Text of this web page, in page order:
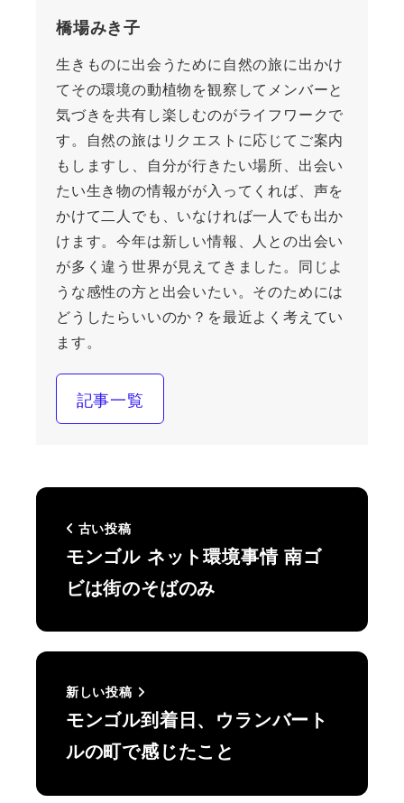
橋場みき子
生きものに出会うために自然の旅に出かけ
てその環境の動植物を観察してメンバーと
気づきを共有し楽しむのがライフワークで
す。自然の旅はリクエストに応じてご案内
もしますし、自分が行きたい場所、出会い
たい生き物の情報がが入ってくれば、声を
かけて二人でも、いなければ一人でも出か
けます。今年は新しい情報、人との出会い
が多く違う世界が見えてきました。同じよ
うな感性の方と出会いたい。そのためには
どうしたらいいのか？を最近よく考えてい
ます。
記事一覧
古い投稿
モンゴル ネット環境事情 南ゴ
ビは街のそばのみ
新しい投稿
モンゴル到着日、ウランバート
ルの町で感じたこと